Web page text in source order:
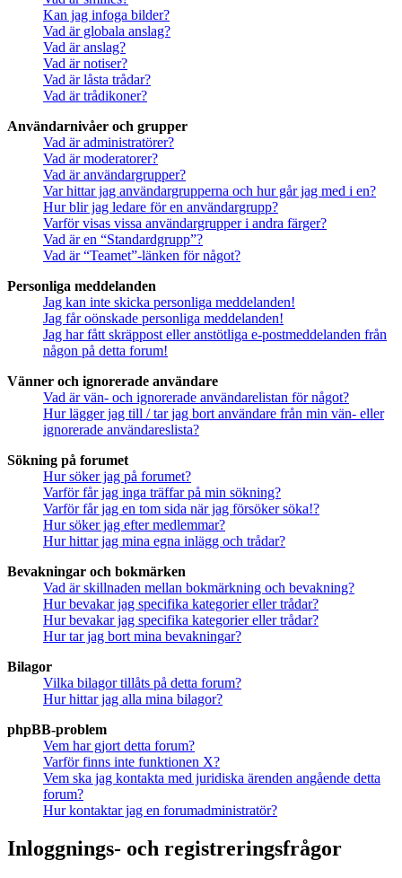
Kan jag infoga bilder?
Vad är globala anslag?
Vad är anslag?
Vad är notiser?
Vad är låsta trådar?
Vad är trådikoner?
Användarnivåer och grupper
Vad är administratörer?
Vad är moderatorer?
Vad är användargrupper?
Var hittar jag användargrupperna och hur går jag med i en?
Hur blir jag ledare för en användargrupp?
Varför visas vissa användargrupper i andra färger?
Vad är en “Standardgrupp”?
Vad är “Teamet”-länken för något?
Personliga meddelanden
Jag kan inte skicka personliga meddelanden!
Jag får oönskade personliga meddelanden!
Jag har fått skräppost eller anstötliga e-postmeddelanden från
någon på detta forum!
Vänner och ignorerade användare
Vad är vän- och ignorerade användarelistan för något?
Hur lägger jag till / tar jag bort användare från min vän- eller
ignorerade användareslista?
Sökning på forumet
Hur söker jag på forumet?
Varför får jag inga träffar på min sökning?
Varför får jag en tom sida när jag försöker söka!?
Hur söker jag efter medlemmar?
Hur hittar jag mina egna inlägg och trådar?
Bevakningar och bokmärken
Vad är skillnaden mellan bokmärkning och bevakning?
Hur bevakar jag specifika kategorier eller trådar?
Hur bevakar jag specifika kategorier eller trådar?
Hur tar jag bort mina bevakningar?
Bilagor
Vilka bilagor tillåts på detta forum?
Hur hittar jag alla mina bilagor?
phpBB-problem
Vem har gjort detta forum?
Varför finns inte funktionen X?
Vem ska jag kontakta med juridiska ärenden angående detta
forum?
Hur kontaktar jag en forumadministratör?
Inloggnings- och registreringsfrågor